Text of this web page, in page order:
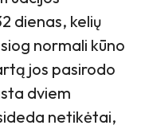
dienas, kelių
normali kūno
jos pasirodo
dviem
netikėtai,